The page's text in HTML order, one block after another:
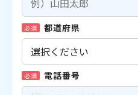
必須 都道府県
必須 電話番号